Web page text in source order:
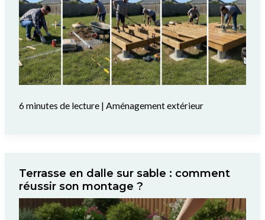
6 minutes de lecture| Aménagement extérieur
Terrasse en dalle sur sable : comment
réussir son montage ?